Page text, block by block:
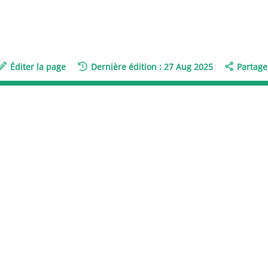
Éditer la page Dernière édition : 27 Aug 2025